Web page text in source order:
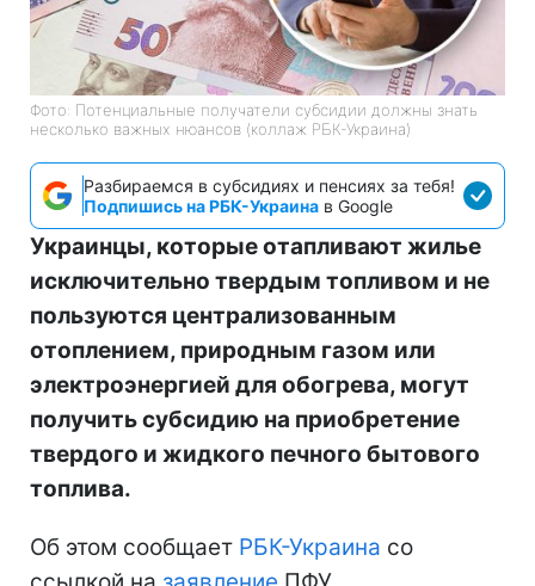
Фото: Потенциальные получатели субсидии должны знать
несколько важных нюансов (коллаж РБК-Украина)
Разбираемся в субсидиях и пенсиях за тебя!
Подпишись на РБК-Украина в Google
Украинцы, которые отапливают жилье
исключительно твердым топливом и не
пользуются централизованным
отоплением, природным газом или
электроэнергией для обогрева, могут
получить субсидию на приобретение
твердого и жидкого печного бытового
топлива.
Об этом сообщает РБК-Украина со